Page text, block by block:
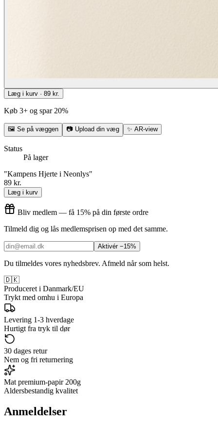
Læg i kurv · 89 kr.
Køb 3+ og spar 20%
🖼 Se på væggen 📷 Upload din væg ✨ AR-view
Status
På lager
"Kampens Hjerte i Neonlys"
89 kr.
Læg i kurv
Bliv medlem — få 15% på din første ordre
Tilmeld dig og lås medlemsprisen op med det samme.
Aktivér −15%
Du tilmeldes vores nyhedsbrev. Afmeld når som helst.
🇩🇰
Produceret i Danmark/EU
Trykt med omhu i Europa
Levering 1-3 hverdage
Hurtigt fra tryk til dør
30 dages retur
Nem og fri returnering
Mat premium-papir 200g
Aldersbestandig kvalitet
Anmeldelser